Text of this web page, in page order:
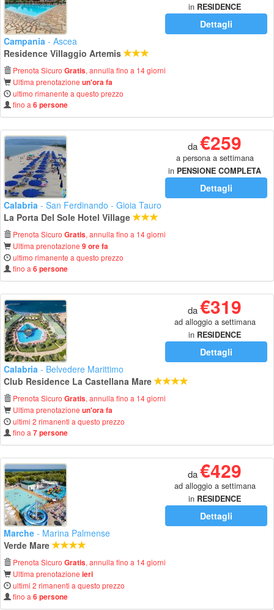
in RESIDENCE
Dettagli
Campania - Ascea
Residence Villaggio Artemis
Prenota Sicuro Gratis, annulla fino a 14 giorni
Ultima prenotazione un'ora fa
ultimo rimanente a questo prezzo
fino a 6 persone
da€259
a persona a settimana
in PENSIONE COMPLETA
Dettagli
Calabria - San Ferdinando - Gioia Tauro
La Porta Del Sole Hotel Village
Prenota Sicuro Gratis, annulla fino a 14 giorni
Ultima prenotazione 9 ore fa
ultimo rimanente a questo prezzo
fino a 6 persone
da€319
ad alloggio a settimana
in RESIDENCE
Dettagli
Calabria - Belvedere Marittimo
Club Residence La Castellana Mare
Prenota Sicuro Gratis, annulla fino a 14 giorni
Ultima prenotazione un'ora fa
ultimi 2 rimanenti a questo prezzo
fino a 7 persone
da€429
ad alloggio a settimana
in RESIDENCE
Dettagli
Marche - Marina Palmense
Verde Mare
Prenota Sicuro Gratis, annulla fino a 14 giorni
Ultima prenotazione ieri
ultimi 2 rimanenti a questo prezzo
fino a 6 persone